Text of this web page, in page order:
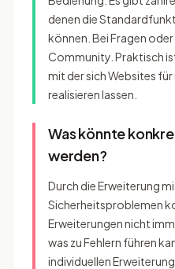
denen die
können. Bei Fragen
Community. Praktisch
mit der sich Websites
realisieren lassen.
Was könnte
werden?
Durch die Erweiterung
Sicherheitsproblemen
Erweiterungen nicht
was zu Fehlern führen
individuellen